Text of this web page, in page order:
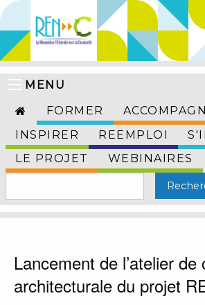
MENU
FORMER
INSPIRER
REEMPLOI
LE PROJET
WEBINAIRES
Lancement de l’atelier de
architecturale du projet